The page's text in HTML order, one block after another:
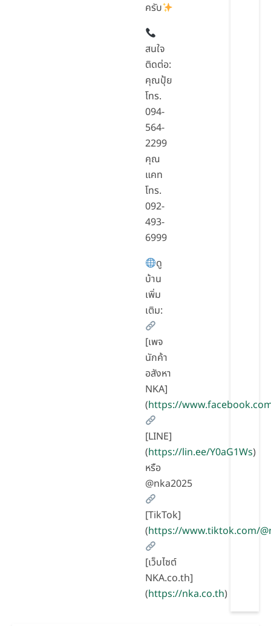
ครับ
สนใจ
ติดต่อ:
คุณปุ้ย
โทร.
094-
564-
2299
คุณ
แคท
โทร.
092-
493-
6999
ดู
บ้าน
เพิ่ม
เติม:
[เพจ
นักค้า
อสังหา
NKA]
(https://
[LINE]
(https://lin.ee/Y0aG1Ws)
หรือ
@nka2025
[TikTok]
(https://www.tiktok.com/
[เว็บไซต์
NKA.co.th]
(https://nka.co.th)